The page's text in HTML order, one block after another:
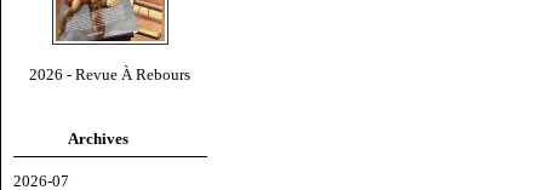
2026 - Revue À Rebours
Archives
2026-07